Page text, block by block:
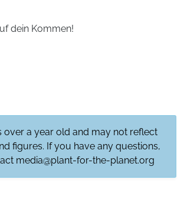
dein Kommen!
over a year old and may not reflect
figures. If you have any questions,
media@plant-for-the-planet.org